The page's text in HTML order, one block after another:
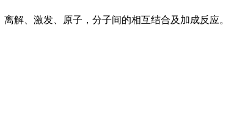
、激发、原子，分子间的相互结合及加成反应。